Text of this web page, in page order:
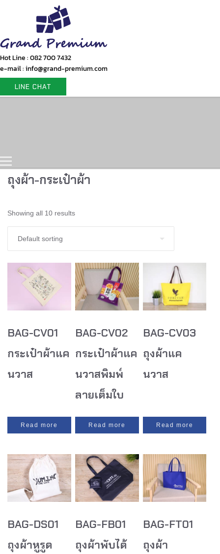
Hot Line : 082 700 7432
e-mail : info@grand-premium.com
LINE CHAT
ถุงผ้า-กระเป๋าผ้า
Showing all 10 results
BAG-CV01
กระเป๋าผ้าแค
นวาส
Read more
BAG-CV02
กระเป๋าผ้าแค
นวาสพิมพ์
ลายเต็มใบ
Read more
BAG-CV03
ถุงผ้าแค
นวาส
Read more
BAG-DS01
ถุงผ้าหูรูด
BAG-FB01
ถุงผ้าพับได้
BAG-FT01
ถุงผ้า